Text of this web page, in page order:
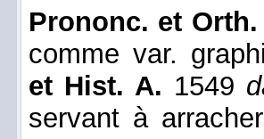
Prononc. et
comme var.
et Hist. A. 1549
servant à